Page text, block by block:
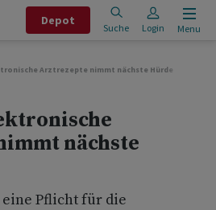
Depot
Suche Login Menu
Arztrezepte nimmt nächste Hürde
nächste
Pflicht für die